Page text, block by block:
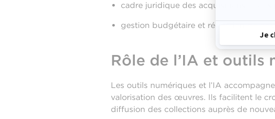
cadre juridique des acquisitions et des
gestion budgétaire et rédaction de
Rôle de l’IA et outils
Les outils numériques et l’IA
valorisation des œuvres. Ils facilitent le
diffusion des collections auprès de